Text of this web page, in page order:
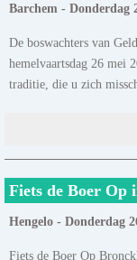
Barchem - Donderdag
De boswachters van
hemelvaartsdag 26 mei
traditie, die u zich
Fiets de Boer Op
Hengelo - Donderdag
Fiets de Boer Op